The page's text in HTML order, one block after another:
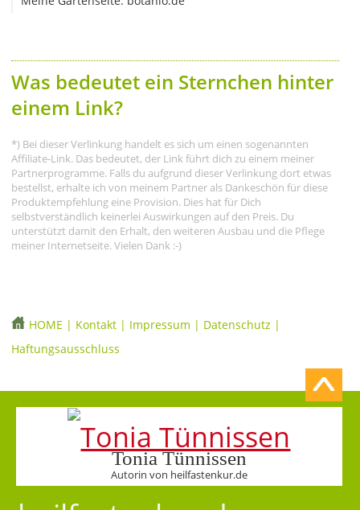
Was bedeutet ein Sternchen hinter
einem Link?
*) Bei dieser Verlinkung handelt es sich um einen sogenannten
Affiliate-Link. Das bedeutet, der Link führt dich zu einem meiner
Partnerprogramme. Falls du aufgrund dieser Verlinkung dort etwas
bestellst, erhalte ich von meinem Partner als Dankeschön für diese
Produktempfehlung eine Provision. Dies hat für Dich
selbstverständlich keinerlei Auswirkungen auf den Preis. Du
unterstützt damit den Erhalt, den weiteren Ausbau und die Pflege
meiner Internetseite. Vielen Dank :-)
HOME | Kontakt | Impressum | Datenschutz |
Haftungsausschluss
Tonia Tünnissen
Autorin von heilfastenkur.de